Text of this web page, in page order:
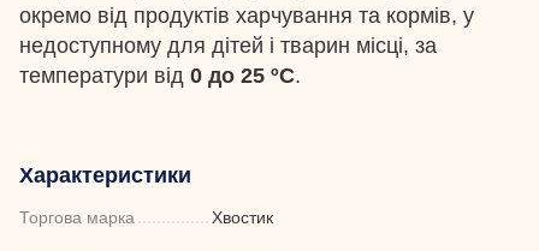
окремо від продуктів харчування та кормів, у
недоступному для дітей і тварин місці, за
температури від 0 до 25 ºС.
Характеристики
Торгова марка Хвостик